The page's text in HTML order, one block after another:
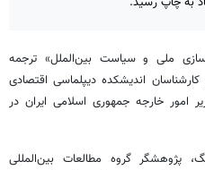
ملی و سیاست بین‌الملل» ترجمه
اندیشکده دیپلماسی اقتصادی
امور خارجه جمهوری اسلامی ایران در
، پژوهشگر گروه مطالعات بین‌المللی